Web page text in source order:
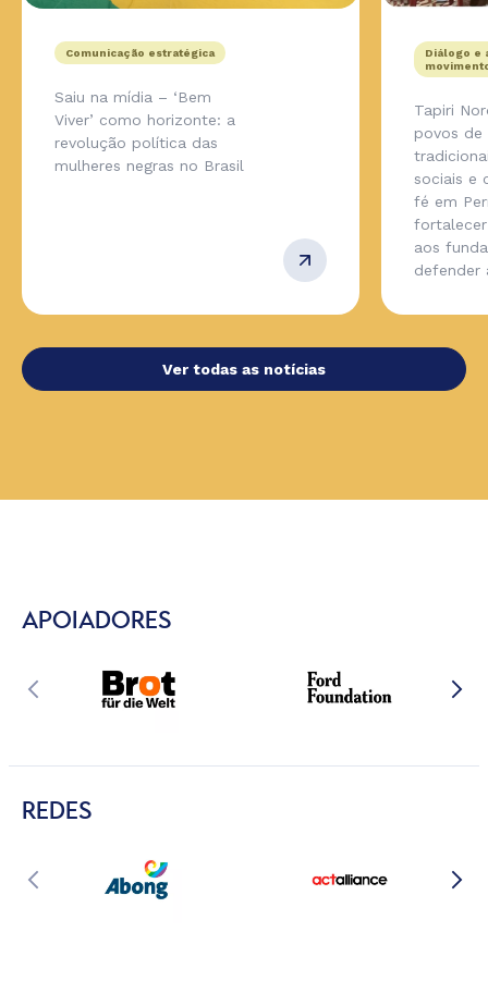
Comunicação estratégica
Saiu na mídia – ‘Bem
Viver’ como horizonte: a
revolução política das
mulheres negras no Brasil
Diálogo e
Tapiri
povos de
sociais e
fé em
aos
defender
Ver todas as notícias
APOIADORES
REDES